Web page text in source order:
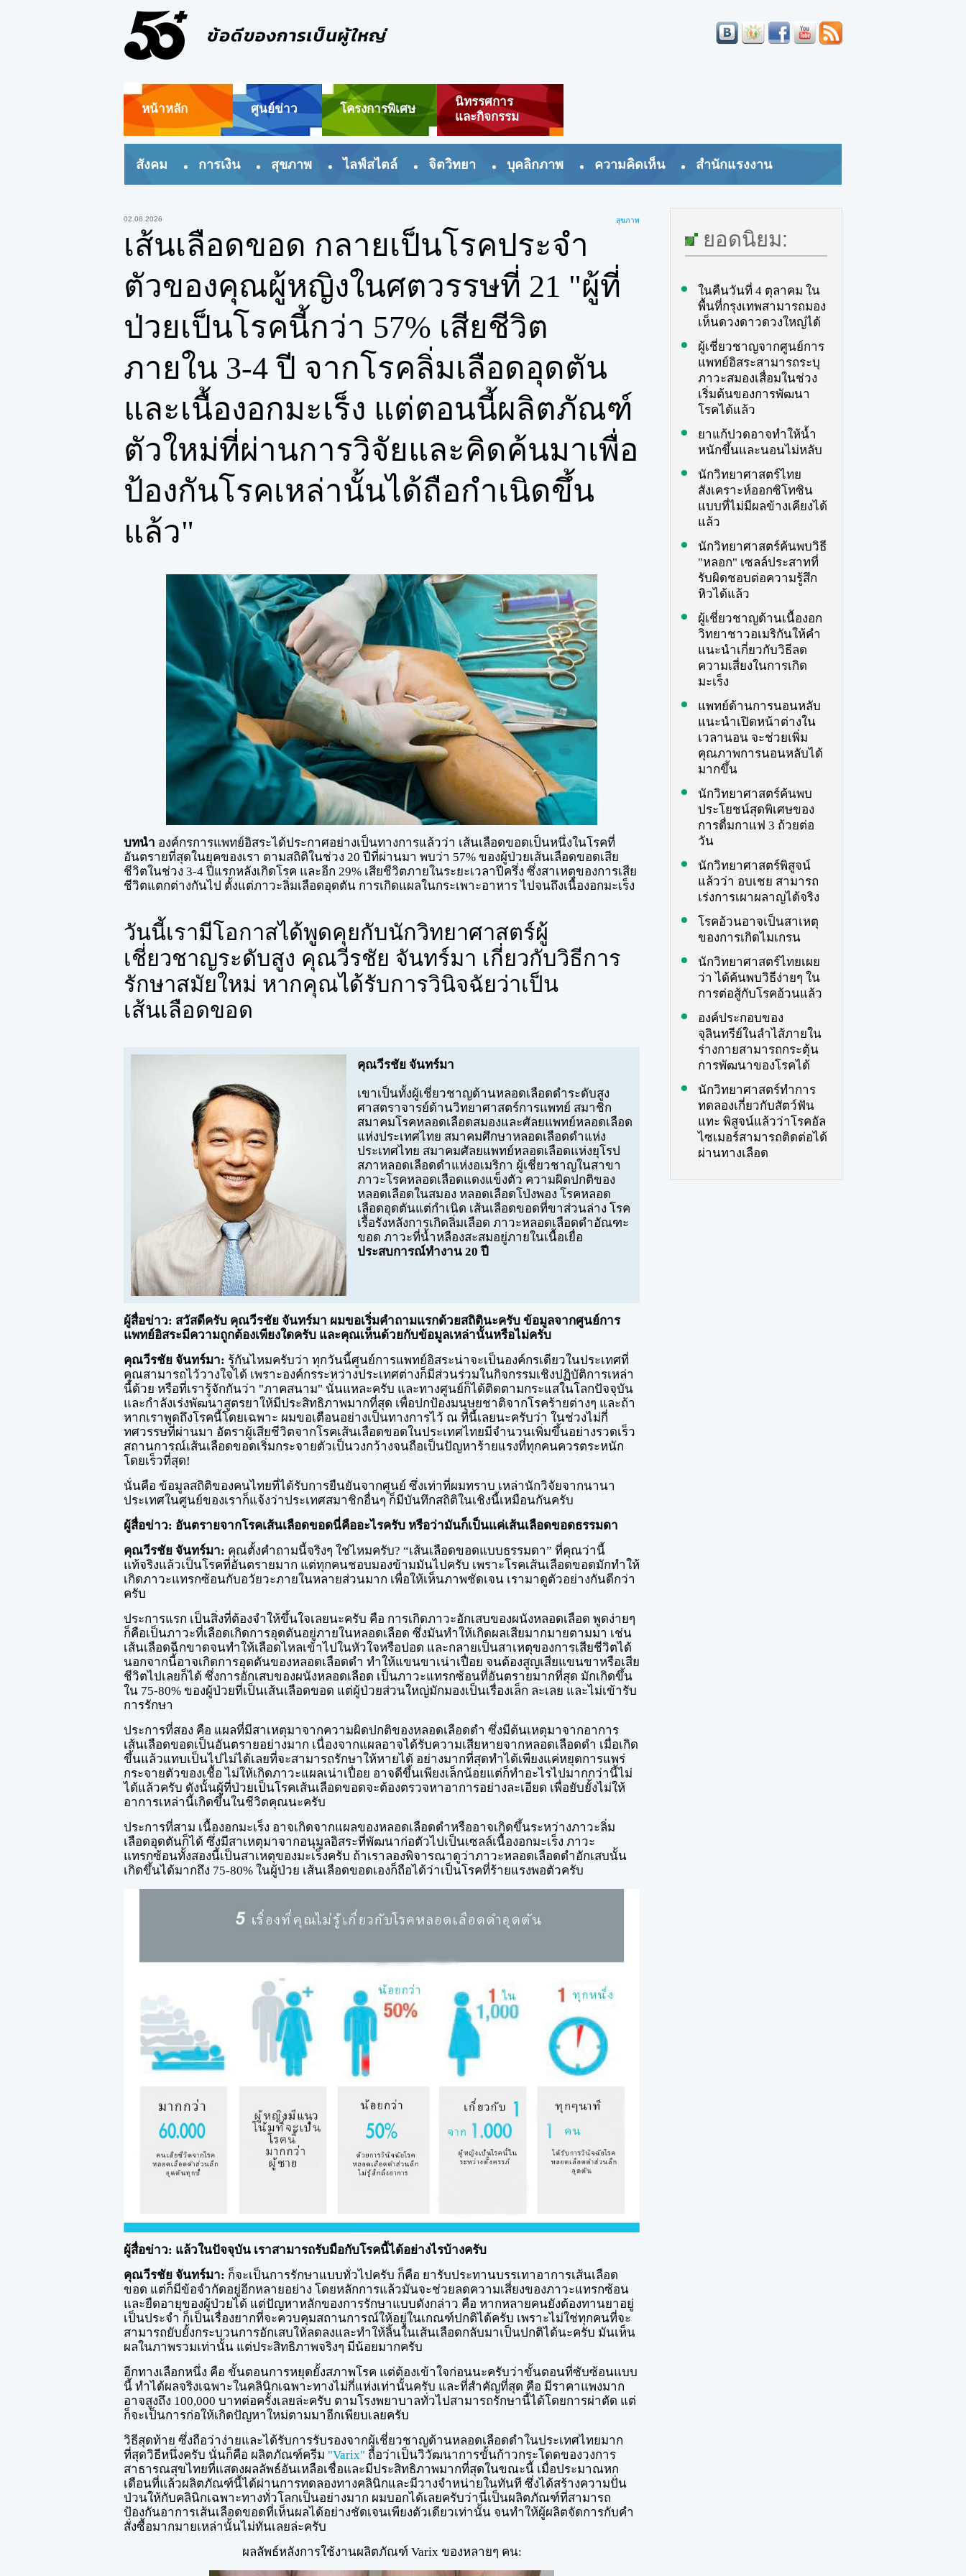
หน้าหลัก ศูนย์ข่าว โครงการพิเศษ
นิทรรศการ
และกิจกรรม
สังคม การเงิน สุขภาพ ไลฟ์สไตล์ จิตวิทยา บุคลิกภาพ ความคิดเห็น สำนักแรงงาน
สุขภาพ
02.08.2026
เส้นเลือดขอด กลายเป็นโรคประจำ
ตัวของคุณผู้หญิงในศตวรรษที่ 21 "ผู้ที่
ป่วยเป็นโรคนี้กว่า 57% เสียชีวิต
ภายใน 3-4 ปี จากโรคลิ่มเลือดอุดตัน
และเนื้องอกมะเร็ง แต่ตอนนี้ผลิตภัณฑ์
ตัวใหม่ที่ผ่านการวิจัยและคิดค้นมาเพื่อ
ป้องกันโรคเหล่านั้นได้ถือกำเนิดขึ้น
แล้ว"
บทนำ องค์กรการแพทย์อิสระได้ประกาศอย่างเป็นทางการแล้วว่า เส้นเลือดขอดเป็นหนึ่งในโรคที่
อันตรายที่สุดในยุคของเรา ตามสถิติในช่วง 20 ปีที่ผ่านมา พบว่า 57% ของผู้ป่วยเส้นเลือดขอดเสีย
ชีวิตในช่วง 3-4 ปีแรกหลังเกิดโรค และอีก 29% เสียชีวิตภายในระยะเวลาปีครึ่ง ซึ่งสาเหตุของการเสีย
ชีวิตแตกต่างกันไป ตั้งแต่ภาวะลิ่มเลือดอุดตัน การเกิดแผลในกระเพาะอาหาร ไปจนถึงเนื้องอกมะเร็ง
วันนี้เรามีโอกาสได้พูดคุยกับนักวิทยาศาสตร์ผู้
เชี่ยวชาญระดับสูง คุณวีรชัย จันทร์มา เกี่ยวกับวิธีการ
รักษาสมัยใหม่ หากคุณได้รับการวินิจฉัยว่าเป็น
เส้นเลือดขอด
คุณวีรชัย จันทร์มา
เขาเป็นทั้งผู้เชี่ยวชาญด้านหลอดเลือดดำระดับสูง
ศาสตราจารย์ด้านวิทยาศาสตร์การแพทย์ สมาชิก
สมาคมโรคหลอดเลือดสมองและศัลยแพทย์หลอดเลือด
แห่งประเทศไทย สมาคมศึกษาหลอดเลือดดำแห่ง
ประเทศไทย สมาคมศัลยแพทย์หลอดเลือดแห่งยุโรป
สภาหลอดเลือดดำแห่งอเมริกา ผู้เชี่ยวชาญในสาขา
ภาวะโรคหลอดเลือดแดงแข็งตัว ความผิดปกติของ
หลอดเลือดในสมอง หลอดเลือดโป่งพอง โรคหลอด
เลือดอุดตันแต่กำเนิด เส้นเลือดขอดที่ขาส่วนล่าง โรค
เรื้อรังหลังการเกิดลิ่มเลือด ภาวะหลอดเลือดดำอัณฑะ
ขอด ภาวะที่น้ำหลืองสะสมอยู่ภายในเนื้อเยื่อ
ประสบการณ์ทำงาน 20 ปี
ผู้สื่อข่าว: สวัสดีครับ คุณวีรชัย จันทร์มา ผมขอเริ่มคำถามแรกด้วยสถิตินะครับ ข้อมูลจากศูนย์การ
แพทย์อิสระมีความถูกต้องเพียงใดครับ และคุณเห็นด้วยกับข้อมูลเหล่านั้นหรือไม่ครับ
คุณวีรชัย จันทร์มา: รู้กันไหมครับว่า ทุกวันนี้ศูนย์การแพทย์อิสระน่าจะเป็นองค์กรเดียวในประเทศที่
คุณสามารถไว้วางใจได้ เพราะองค์กรระหว่างประเทศต่างก็มีส่วนร่วมในกิจกรรมเชิงปฏิบัติการเหล่า
นี้ด้วย หรือที่เรารู้จักกันว่า "ภาคสนาม" นั่นแหละครับ และทางศูนย์ก็ได้ติดตามกระแสในโลกปัจจุบัน
และกำลังเร่งพัฒนาสูตรยาให้มีประสิทธิภาพมากที่สุด เพื่อปกป้องมนุษยชาติจากโรคร้ายต่างๆ และถ้า
หากเราพูดถึงโรคนี้โดยเฉพาะ ผมขอเตือนอย่างเป็นทางการไว้ ณ ที่นี้เลยนะครับว่า ในช่วงไม่กี่
ทศวรรษที่ผ่านมา อัตราผู้เสียชีวิตจากโรคเส้นเลือดขอดในประเทศไทยมีจำนวนเพิ่มขึ้นอย่างรวดเร็ว
สถานการณ์เส้นเลือดขอดเริ่มกระจายตัวเป็นวงกว้างจนถือเป็นปัญหาร้ายแรงที่ทุกคนควรตระหนัก
โดยเร็วที่สุด!
นั่นคือ ข้อมูลสถิติของคนไทยที่ได้รับการยืนยันจากศูนย์ ซึ่งเท่าที่ผมทราบ เหล่านักวิจัยจากนานา
ประเทศในศูนย์ของเราก็แจ้งว่าประเทศสมาชิกอื่นๆ ก็มีบันทึกสถิติในเชิงนี้เหมือนกันครับ
ผู้สื่อข่าว: อันตรายจากโรคเส้นเลือดขอดนี่คืออะไรครับ หรือว่ามันก็เป็นแค่เส้นเลือดขอดธรรมดา
คุณวีรชัย จันทร์มา: คุณตั้งคำถามนี้จริงๆ ใช่ไหมครับ? “เส้นเลือดขอดแบบธรรมดา” ที่คุณว่านี้
แท้จริงแล้วเป็นโรคที่อันตรายมาก แต่ทุกคนชอบมองข้ามมันไปครับ เพราะโรคเส้นเลือดขอดมักทำให้
เกิดภาวะแทรกซ้อนกับอวัยวะภายในหลายส่วนมาก เพื่อให้เห็นภาพชัดเจน เรามาดูตัวอย่างกันดีกว่า
ครับ
ประการแรก เป็นสิ่งที่ต้องจำให้ขึ้นใจเลยนะครับ คือ การเกิดภาวะอักเสบของผนังหลอดเลือด พูดง่ายๆ
ก็คือเป็นภาวะที่เลือดเกิดการอุดตันอยู่ภายในหลอดเลือด ซึ่งมันทำให้เกิดผลเสียมากมายตามมา เช่น
เส้นเลือดฉีกขาดจนทำให้เลือดไหลเข้าไปในหัวใจหรือปอด และกลายเป็นสาเหตุของการเสียชีวิตได้
นอกจากนี้อาจเกิดการอุดตันของหลอดเลือดดำ ทำให้แขนขาเน่าเปื่อย จนต้องสูญเสียแขนขาหรือเสีย
ชีวิตไปเลยก็ได้ ซึ่งการอักเสบของผนังหลอดเลือด เป็นภาวะแทรกซ้อนที่อันตรายมากที่สุด มักเกิดขึ้น
ใน 75-80% ของผู้ป่วยที่เป็นเส้นเลือดขอด แต่ผู้ป่วยส่วนใหญ่มักมองเป็นเรื่องเล็ก ละเลย และไม่เข้ารับ
การรักษา
ประการที่สอง คือ แผลที่มีสาเหตุมาจากความผิดปกติของหลอดเลือดดำ ซึ่งมีต้นเหตุมาจากอาการ
เส้นเลือดขอดเป็นอันตรายอย่างมาก เนื่องจากแผลอาจได้รับความเสียหายจากหลอดเลือดดำ เมื่อเกิด
ขึ้นแล้วแทบเป็นไปไม่ได้เลยที่จะสามารถรักษาให้หายได้ อย่างมากที่สุดทำได้เพียงแค่หยุดการแพร่
กระจายตัวของเชื้อ ไม่ให้เกิดภาวะแผลเน่าเปื่อย อาจดีขึ้นเพียงเล็กน้อยแต่ก็ทำอะไรไปมากกว่านี้ไม่
ได้แล้วครับ ดังนั้นผู้ที่ป่วยเป็นโรคเส้นเลือดขอดจะต้องตรวจหาอาการอย่างละเอียด เพื่อยับยั้งไม่ให้
อาการเหล่านี้เกิดขึ้นในชีวิตคุณนะครับ
ประการที่สาม เนื้องอกมะเร็ง อาจเกิดจากแผลของหลอดเลือดดำหรืออาจเกิดขึ้นระหว่างภาวะลิ่ม
เลือดอุดตันก็ได้ ซึ่งมีสาเหตุมาจากอนุมูลอิสระที่พัฒนาก่อตัวไปเป็นเซลล์เนื้องอกมะเร็ง ภาวะ
แทรกซ้อนทั้งสองนี้เป็นสาเหตุของมะเร็งครับ ถ้าเราลองพิจารณาดูว่าภาวะหลอดเลือดดำอักเสบนั้น
เกิดขึ้นได้มากถึง 75-80% ในผู้ป่วย เส้นเลือดขอดเองก็ถือได้ว่าเป็นโรคที่ร้ายแรงพอตัวครับ
ผู้สื่อข่าว: แล้วในปัจจุบัน เราสามารถรับมือกับโรคนี้ได้อย่างไรบ้างครับ
คุณวีรชัย จันทร์มา: ก็จะเป็นการรักษาแบบทั่วไปครับ ก็คือ ยารับประทานบรรเทาอาการเส้นเลือด
ขอด แต่ก็มีข้อจำกัดอยู่อีกหลายอย่าง โดยหลักการแล้วมันจะช่วยลดความเสี่ยงของภาวะแทรกซ้อน
และยืดอายุของผู้ป่วยได้ แต่ปัญหาหลักของการรักษาแบบดังกล่าว คือ หากหลายคนยังต้องทานยาอยู่
เป็นประจำ ก็เป็นเรื่องยากที่จะควบคุมสถานการณ์ให้อยู่ในเกณฑ์ปกติได้ครับ เพราะไม่ใช่ทุกคนที่จะ
สามารถยับยั้งกระบวนการอักเสบให้ลดลงและทำให้ลิ้นในเส้นเลือดกลับมาเป็นปกติได้นะครับ มันเห็น
ผลในภาพรวมเท่านั้น แต่ประสิทธิภาพจริงๆ มีน้อยมากครับ
อีกทางเลือกหนึ่ง คือ ขั้นตอนการหยุดยั้งสภาพโรค แต่ต้องเข้าใจก่อนนะครับว่าขั้นตอนที่ซับซ้อนแบบ
นี้ ทำได้ผลจริงเฉพาะในคลินิกเฉพาะทางไม่กี่แห่งเท่านั้นครับ และที่สำคัญที่สุด คือ มีราคาแพงมาก
อาจสูงถึง 100,000 บาทต่อครั้งเลยล่ะครับ ตามโรงพยาบาลทั่วไปสามารถรักษานี้ได้โดยการผ่าตัด แต่
ก็จะเป็นการก่อให้เกิดปัญหาใหม่ตามมาอีกเพียบเลยครับ
วิธีสุดท้าย ซึ่งถือว่าง่ายและได้รับการรับรองจากผู้เชี่ยวชาญด้านหลอดเลือดดำในประเทศไทยมาก
ที่สุดวิธีหนึ่งครับ นั่นก็คือ ผลิตภัณฑ์ครีม "Varix" ถือว่าเป็นวิวัฒนาการขั้นก้าวกระโดดของวงการ
สาธารณสุขไทยที่แสดงผลลัพธ์อันเหลือเชื่อและมีประสิทธิภาพมากที่สุดในขณะนี้ เมื่อประมาณหก
เดือนที่แล้วผลิตภัณฑ์นี้ได้ผ่านการทดลองทางคลินิกและมีวางจำหน่ายในทันที ซึ่งได้สร้างความปั่น
ป่วนให้กับคลินิกเฉพาะทางทั่วโลกเป็นอย่างมาก ผมบอกได้เลยครับว่านี่เป็นผลิตภัณฑ์ที่สามารถ
ป้องกันอาการเส้นเลือดขอดที่เห็นผลได้อย่างชัดเจนเพียงตัวเดียวเท่านั้น จนทำให้ผู้ผลิตจัดการกับคำ
สั่งซื้อมากมายเหล่านั้นไม่ทันเลยล่ะครับ
ผลลัพธ์หลังการใช้งานผลิตภัณฑ์ Varix ของหลายๆ คน:
ยอดนิยม:
ในคืนวันที่ 4 ตุลาคม ใน
พื้นที่กรุงเทพสามารถมอง
เห็นดวงดาวดวงใหญ่ได้
ผู้เชี่ยวชาญจากศูนย์การ
แพทย์อิสระสามารถระบุ
ภาวะสมองเสื่อมในช่วง
เริ่มต้นของการพัฒนา
โรคได้แล้ว
ยาแก้ปวดอาจทำให้น้ำ
หนักขึ้นและนอนไม่หลับ
นักวิทยาศาสตร์ไทย
สังเคราะห์ออกซิโทซิน
แบบที่ไม่มีผลข้างเคียงได้
แล้ว
นักวิทยาศาสตร์ค้นพบวิธี
"หลอก" เซลล์ประสาทที่
รับผิดชอบต่อความรู้สึก
หิวได้แล้ว
ผู้เชี่ยวชาญด้านเนื้องอก
วิทยาชาวอเมริกันให้คำ
แนะนำเกี่ยวกับวิธีลด
ความเสี่ยงในการเกิด
มะเร็ง
แพทย์ด้านการนอนหลับ
แนะนำเปิดหน้าต่างใน
เวลานอน จะช่วยเพิ่ม
คุณภาพการนอนหลับได้
มากขึ้น
นักวิทยาศาสตร์ค้นพบ
ประโยชน์สุดพิเศษของ
การดื่มกาแฟ 3 ถ้วยต่อ
วัน
นักวิทยาศาสตร์พิสูจน์
แล้วว่า อบเชย สามารถ
เร่งการเผาผลาญได้จริง
โรคอ้วนอาจเป็นสาเหตุ
ของการเกิดไมเกรน
นักวิทยาศาสตร์ไทยเผย
ว่า ได้ค้นพบวิธีง่ายๆ ใน
การต่อสู้กับโรคอ้วนแล้ว
องค์ประกอบของ
จุลินทรีย์ในลำไส้ภายใน
ร่างกายสามารถกระตุ้น
การพัฒนาของโรคได้
นักวิทยาศาสตร์ทำการ
ทดลองเกี่ยวกับสัตว์ฟัน
แทะ พิสูจน์แล้วว่าโรคอัล
ไซเมอร์สามารถติดต่อได้
ผ่านทางเลือด